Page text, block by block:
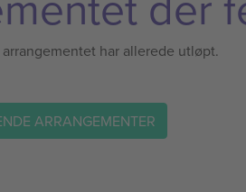
har allerede utløpt.
ARRANGEMENTER